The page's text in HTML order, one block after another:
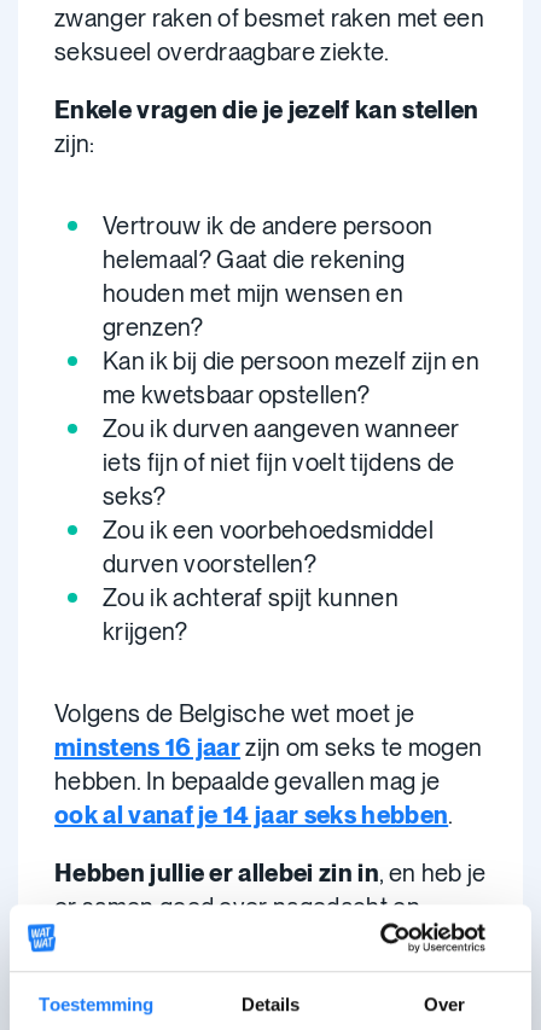
Toestemming Details Over
zwanger raken of besmet raken met een
seksueel overdraagbare ziekte.
Enkele vragen die je jezelf kan stellen
zijn:
Vertrouw ik de andere persoon
helemaal? Gaat die rekening
houden met mijn wensen en
grenzen?
Kan ik bij die persoon mezelf zijn en
me kwetsbaar opstellen?
Zou ik durven aangeven wanneer
iets fijn of niet fijn voelt tijdens de
seks?
Zou ik een voorbehoedsmiddel
durven voorstellen?
Zou ik achteraf spijt kunnen
krijgen?
Volgens de Belgische wet moet je
minstens 16 jaarzijn om seks te mogen
hebben. In bepaalde gevallen mag je
ook al vanaf je 14 jaar seks hebben.
Hebben jullie er allebei zin in, en heb je
er samen goed over nagedacht en
gepraat, en weet je hoe je jezelf kan
beschermen, … dan kan je de stap
zetten.